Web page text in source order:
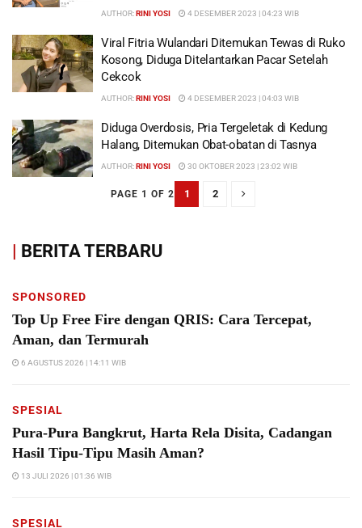
AUTHOR:RINI YOSI 4 DESEMBER 2023 | 04:23 WIB
Viral Fitria Wulandari Ditemukan Tewas di Ruko
Kosong, Diduga Ditelantarkan Pacar Setelah
Cekcok
AUTHOR:RINI YOSI 4 DESEMBER 2023 | 04:03 WIB
Diduga Overdosis, Pria Tergeletak di Kedung
Halang, Ditemukan Obat-obatan di Tasnya
AUTHOR:RINI YOSI 30 OKTOBER 2023 | 23:02 WIB
PAGE 1 OF 2 1 2
| BERITA TERBARU
SPONSORED
Top Up Free Fire dengan QRIS: Cara Tercepat,
Aman, dan Termurah
6 AGUSTUS 2026 | 14:11 WIB
SPESIAL
Pura-Pura Bangkrut, Harta Rela Disita, Cadangan
Hasil Tipu-Tipu Masih Aman?
13 JULI 2026 | 01:36 WIB
SPESIAL